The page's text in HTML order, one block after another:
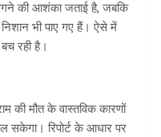
की आशंका जताई है, जबकि
भी पाए गए हैं। ऐसे में
रही है।
की मौत के वास्तविक कारणों
सकेगा। रिपोर्ट के आधार पर